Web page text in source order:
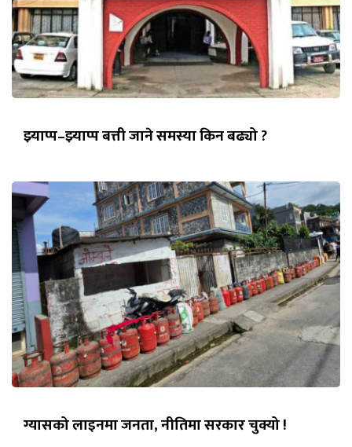
झ्याप्प–झ्याप्प बत्ती जाने समस्या किन बढ्यो ?
ग्यासको लाइनमा जनता, नीतिमा सरकार चुक्यो !